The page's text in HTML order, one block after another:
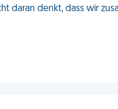
daran denkt, dass wir